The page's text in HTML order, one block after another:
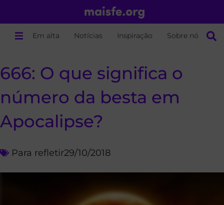
Em alta Notícias Inspiração Sobre nós
666: O que significa o
número da besta em
Apocalipse?
Para refletir29/10/2018